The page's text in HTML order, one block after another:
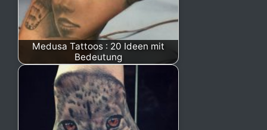
Medusa Tattoos : 20 Ideen mit
Bedeutung